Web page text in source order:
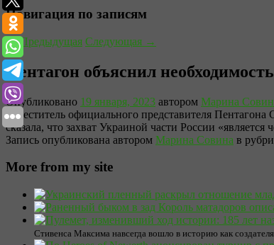
Навигация по записям
←Предыдущая Следующая →
Пентагон объяснил
Опубликовано 19 января, 2023 автором Марина
Заместитель официального представителя
сказала, что захват Украиной части России
Запись опубликована автором Марина Совина в
More from my site
Стивенса Максима навсегда вошло в историю как